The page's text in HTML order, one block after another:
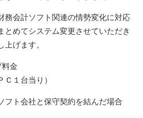
務会計ソフト関連の情勢変化に対応
とめてシステム変更させていただき
上げます。
金
Ｃ１台当り）
ト会社と保守契約を結んだ場合